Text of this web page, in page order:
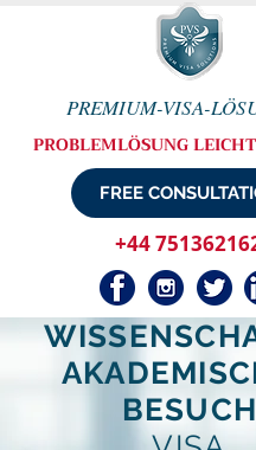
PREMIUM-VISA-
+44
PROBLEMLÖSUNG
FREE
BESUCH